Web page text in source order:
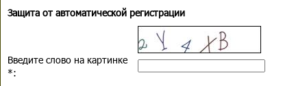
Защита от автоматической регистрации
Введите слово на картинке
*: